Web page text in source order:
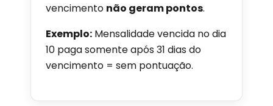
vencimento não geram pontos.
Exemplo: Mensalidade vencida no dia
10 paga somente após 31 dias do
vencimento = sem pontuação.